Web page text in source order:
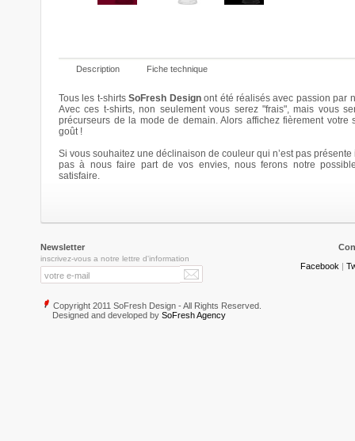
Bloomy
Details
Bloomy
Details
Bloomy
Details
Bloomy
Details
Description Fiche technique
Tous les t-shirtsSoFresh Designont été réalisés avec passion par
Avec ces t-shirts, non seulement vous serez "frais", mais vous
précurseurs de la mode de demain. Alors affichez fièrement votre
goût !
Si vous souhaitez une déclinaison de couleur qui n’est pas présente
pas à nous faire part de vos envies, nous ferons notre
satisfaire.
Newsletter
inscrivez-vous a notre lettre d'information
Facebook
Copyright 2011 SoFresh Design - All Rights Reserved.
Designed and developed by SoFresh Agency